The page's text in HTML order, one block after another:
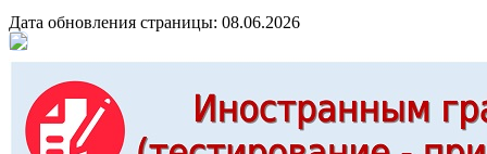
Дата обновления страницы: 08.06.2026